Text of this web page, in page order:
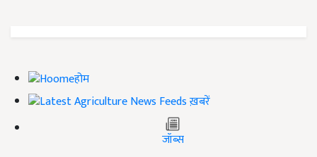
होम
ख़बरें
जॉब्स